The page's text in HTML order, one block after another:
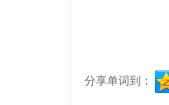
分享单词到：